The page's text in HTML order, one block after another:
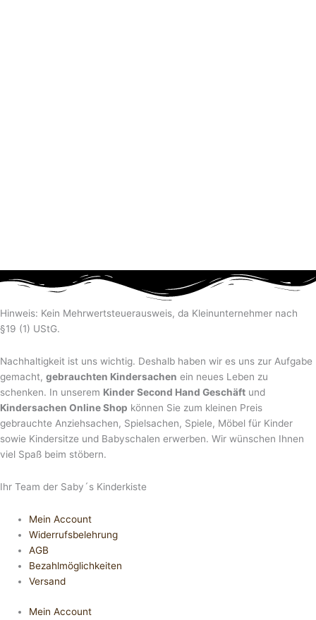
Hinweis: Kein Mehrwertsteuerausweis, da Kleinunternehmer nach
§19 (1) UStG.
Nachhaltigkeit ist uns wichtig. Deshalb haben wir es uns zur Aufgabe
gemacht, gebrauchten Kindersachen ein neues Leben zu
schenken. In unserem Kinder Second Hand Geschäft und
Kindersachen Online Shop können Sie zum kleinen Preis
gebrauchte Anziehsachen, Spiel­sachen, Spiele, Möbel für Kinder
sowie Kindersitze und Babyschalen erwerben. Wir wünschen Ihnen
viel Spaß beim stöbern.
Ihr Team der Saby´s Kinderkiste
Mein Account
Widerrufsbelehrung
AGB
Bezahlmöglichkeiten
Versand
Mein Account